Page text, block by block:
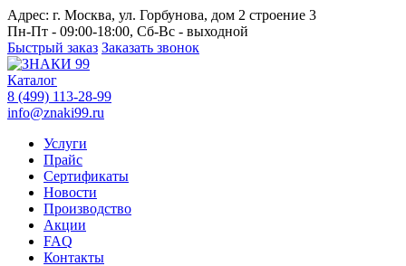
Адрес: г. Москва, ул. Горбунова, дом 2 строение 3
Пн-Пт - 09:00-18:00, Сб-Вс - выходной
Быстрый заказ Заказать звонок
Каталог
8 (499) 113-28-99
info@znaki99.ru
Услуги
Прайс
Сертификаты
Новости
Производство
Акции
FAQ
Контакты